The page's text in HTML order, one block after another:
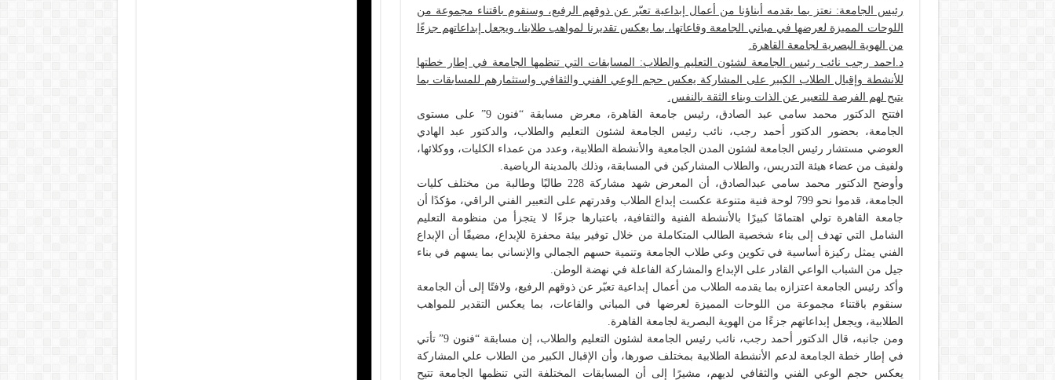
رئيس الجامعة: نعتز بما يقدمه أبناؤنا من أعمال إبداعية تعبّر عن ذوقهم الرفيع، وسنقوم باقتناء مجموعة من
اللوحات المميزة لعرضها في مباني الجامعة وقاعاتها، بما يعكس تقديرنا لمواهب طلابنا، ويجعل إبداعاتهم جزءًا
من الهوية البصرية لجامعة القاهرة.
د.احمد رجب نائب رئيس الجامعة لشئون التعليم والطلاب: المسابقات التي تنظمها الجامعة في إطار خطتها
للأنشطة وإقبال الطلاب الكبير على المشاركة يعكس حجم الوعي الفني والثقافي واستثمارهم للمسابقات بما
يتيح لهم الفرصة للتعبير عن الذات وبناء الثقة بالنفس.
افتتح الدكتور محمد سامي عبد الصادق، رئيس جامعة القاهرة، معرض مسابقة “فنون 9” على مستوى
الجامعة، بحضور الدكتور أحمد رجب، نائب رئيس الجامعة لشئون التعليم والطلاب، والدكتور عبد الهادي
العوضي مستشار رئيس الجامعة لشئون المدن الجامعية والأنشطة الطلابية، وعدد من عمداء الكليات، ووكلائها،
ولفيف من عضاء هيئة التدريس، والطلاب المشاركين في المسابقة، وذلك بالمدينة الرياضية.
وأوضح الدكتور محمد سامي عبدالصادق، أن المعرض شهد مشاركة 228 طالبًا وطالبة من مختلف كليات
الجامعة، قدموا نحو 799 لوحة فنية متنوعة عكست إبداع الطلاب وقدرتهم على التعبير الفني الراقي، مؤكدًا أن
جامعة القاهرة تولي اهتمامًا كبيرًا بالأنشطة الفنية والثقافية، باعتبارها جزءًا لا يتجزأ من منظومة التعليم
الشامل التي تهدف إلى بناء شخصية الطالب المتكاملة من خلال توفير بيئة محفزة للإبداع، مضيفًا أن الإبداع
الفني يمثل ركيزة أساسية في تكوين وعي طلاب الجامعة وتنمية حسهم الجمالي والإنساني بما يسهم في بناء
جيل من الشباب الواعي القادر على الإبداع والمشاركة الفاعلة في نهضة الوطن.
وأكد رئيس الجامعة اعتزازه بما يقدمه الطلاب من أعمال إبداعية تعبّر عن ذوقهم الرفيع، ولافتًا إلى أن الجامعة
سنقوم باقتناء مجموعة من اللوحات المميزة لعرضها في المباني والقاعات، بما يعكس التقدير للمواهب
الطلابية، ويجعل إبداعاتهم جزءًا من الهوية البصرية لجامعة القاهرة.
ومن جانبه، قال الدكتور أحمد رجب، نائب رئيس الجامعة لشئون التعليم والطلاب، إن مسابقة “فنون 9” تأتي
في إطار خطة الجامعة لدعم الأنشطة الطلابية بمختلف صورها، وأن الإقبال الكبير من الطلاب علي المشاركة
يعكس حجم الوعي الفني والثقافي لديهم، مشيرًا إلى أن المسابقات المختلفة التي تنظمها الجامعة تتيح